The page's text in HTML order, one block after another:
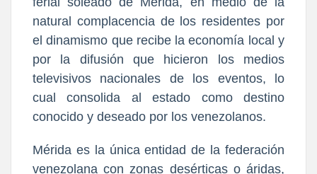
natural complacencia de los residentes por
el dinamismo que recibe la economía local y
por la difusión que hicieron los medios
televisivos nacionales de los eventos, lo
cual consolida al estado como destino
conocido y deseado por los venezolanos.
Mérida es la única entidad de la federación
venezolana con zonas desérticas o áridas,